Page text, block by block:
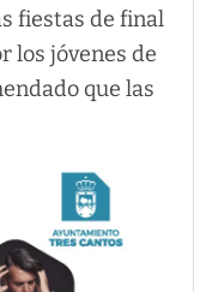
fiestas de final
los jóvenes de
que las